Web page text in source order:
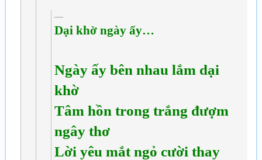
Dại khờ ngày ấy…
Ngày ấy bên nhau lắm dại
khờ
Tâm hồn trong trắng đượm
ngây thơ
Lời yêu mắt ngỏ cười thay